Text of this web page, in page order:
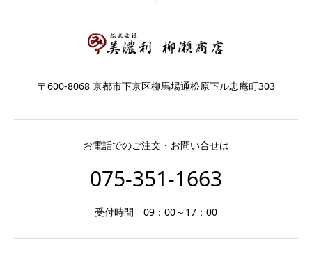
〒600-8068 京都市下京区柳馬場通松原下ル忠庵町303
お電話でのご注文・お問い合せは
075-351-1663
受付時間 09：00～17：00